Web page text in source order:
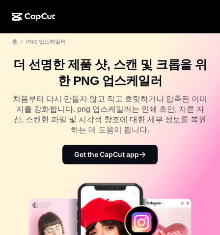
CapCut 온라인
CapCut Pad
CapCut 모바일
AI 디자인
동영상 스튜디오
AI 동영상 생성기
AI 이미지 생성기
AI 이미지 보정기
Nano Banana Pro
Gemini Omni
AI 도구
동영상 에디터 및 생성기
이미지 에디터 및 생성기
음성 생성기 및 에디터
소셜 미디어
마케팅
홀리데이 템플릿
더 보기
기념일 템플릿
효과 템플릿
비즈니스 템플릿
커뮤니티
이니셔티브
제휴 사용자
개척자 프로그램
크리에이티브 파트너 프로그램
CapCut 크리에이티브 캠퍼스
홈 PNG 업스케일러
더 선명한 제품 샷, 스캔 및 크롭을 위
한 PNG 업스케일러
처음부터 다시 만들지 않고 작고 흐릿하거나 압축된 이미
지를 강화합니다. png 업스케일러는 인쇄 초안, 자른 자
산, 스캔한 파일 및 시각적 참조에 대한 세부 정보를 복원
하는 데 도움이 됩니다.
Get the CapCut app